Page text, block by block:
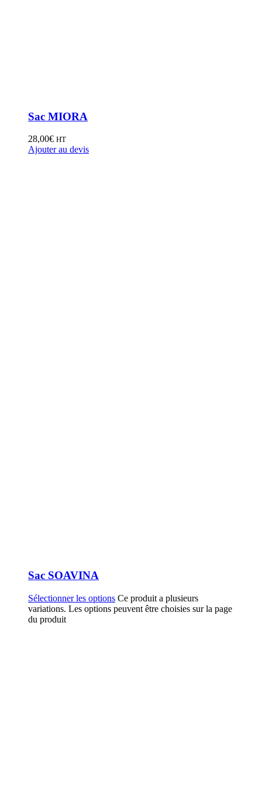
Sac MIORA
28,00€ HT
Ajouter au devis
Sac SOAVINA
Sélectionner les options Ce produit a plusieurs
variations. Les options peuvent être choisies sur la page
du produit